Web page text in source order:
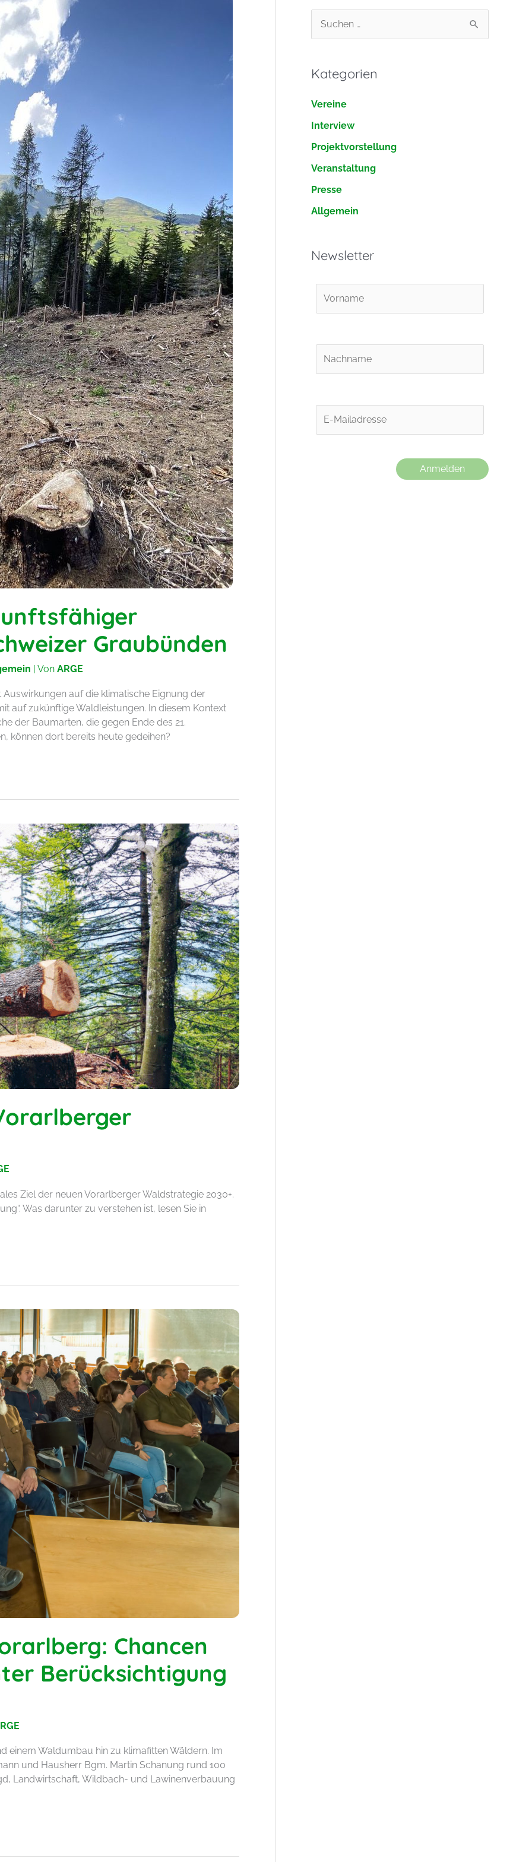
Graubünden
| Von ARGE
auf die klimatische Eignung der
auf zukünftige Waldleistungen. In diesem Kontext
der Baumarten, die gegen Ende des 21.
können dort bereits heute gedeihen?
Ziel der neuen Vorarlberger Waldstrategie 2030+.
Was darunter zu verstehen ist, lesen Sie in
Chancen
Berücksichtigung
einem Waldumbau hin zu klimafitten Wäldern. Im
und Hausherr Bgm. Martin Schanung rund 100
Landwirtschaft, Wildbach- und Lawinenverbauung
u
h
n
a
c
h
Kategorien
Vereine
Interview
Projektvorstellung
Veranstaltung
Presse
Allgemein
Newsletter